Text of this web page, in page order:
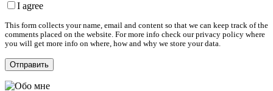
I agree
This form collects your name, email and content so that we can keep track of the
comments placed on the website. For more info check our privacy policy where
you will get more info on where, how and why we store your data.